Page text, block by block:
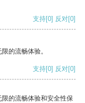
支持[0] 反对[0]
的流畅体验。
支持[0] 反对[0]
的流畅体验和安全性保